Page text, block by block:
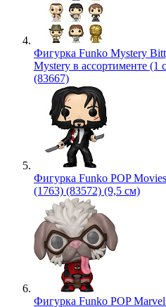
Фигурка Funko Mystery
Mystery в ассортименте (1
(83667)
Фигурка Funko POP
(1763) (83572) (9,5 см)
Фигурка Funko POP